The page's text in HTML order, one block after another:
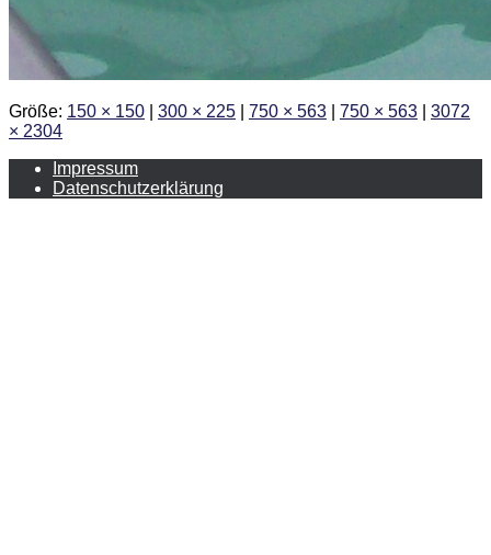
Größe: 150 × 150 300 × 225 750 × 563 750 × 563
3072
× 2304
Impressum
Datenschutzerklärung